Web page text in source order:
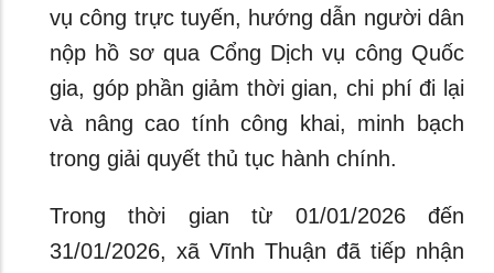
vụ công trực tuyến, hướng dẫn người dân
nộp hồ sơ qua Cổng Dịch vụ công Quốc
gia, góp phần giảm thời gian, chi phí đi lại
và nâng cao tính công khai, minh bạch
trong giải quyết thủ tục hành chính.
Trong thời gian từ 01/01/2026 đến
31/01/2026, xã Vĩnh Thuận đã tiếp nhận